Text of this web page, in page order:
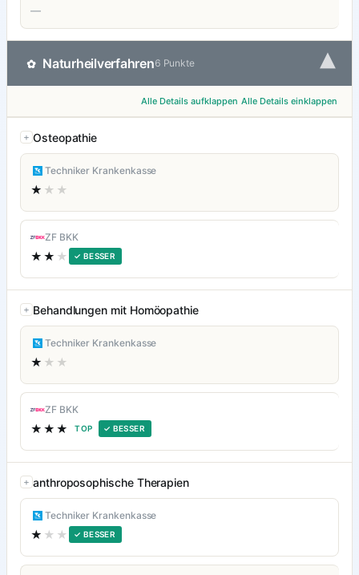
—
✿ Naturheilverfahren6 Punkte ▾
Alle Details aufklappen Alle Details einklappen
Osteopathie
Techniker Krankenkasse
★ ★★
ZF BKK
★★ ★ ✓ BESSER
Behandlungen mit Homöopathie
Techniker Krankenkasse
★ ★★
ZF BKK
★★★ TOP ✓ BESSER
anthroposophische Therapien
Techniker Krankenkasse
★ ★★ ✓ BESSER